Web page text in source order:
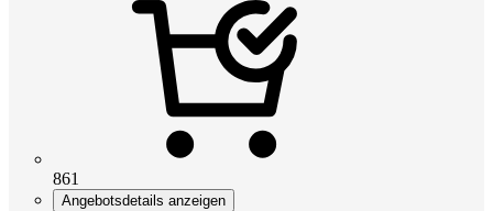
861
Angebotsdetails anzeigen